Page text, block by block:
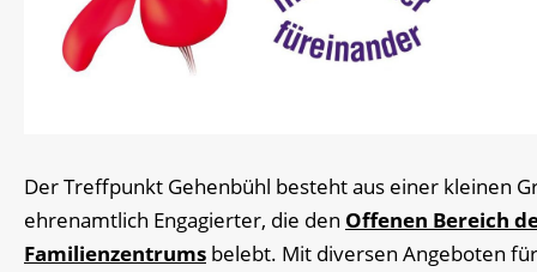
Der Treffpunkt Gehenbühl besteht aus einer kleinen
ehrenamtlich Engagierter, die den Offenen Bereich
Familienzentrums belebt. Mit diversen Angeboten